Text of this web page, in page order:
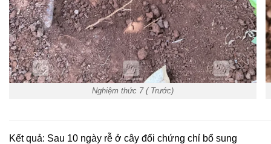
Nghiệm thức 7 ( Trước)
Kết quả: Sau 10 ngày rễ ở cây đối chứng chỉ bổ sung